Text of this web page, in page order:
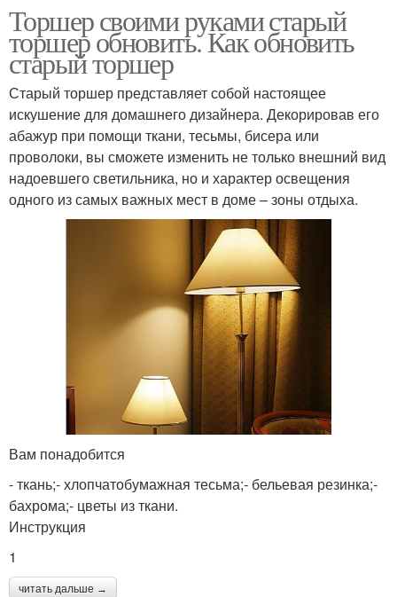
Торшер своими руками старый
торшер обновить. Как обновить
старый торшер
Старый торшер представляет собой настоящее
искушение для домашнего дизайнера. Декорировав его
абажур при помощи ткани, тесьмы, бисера или
проволоки, вы сможете изменить не только внешний вид
надоевшего светильника, но и характер освещения
одного из самых важных мест в доме – зоны отдыха.
Вам понадобится
- ткань;- хлопчатобумажная тесьма;- бельевая резинка;-
бахрома;- цветы из ткани.
Инструкция
1
читать дальше →